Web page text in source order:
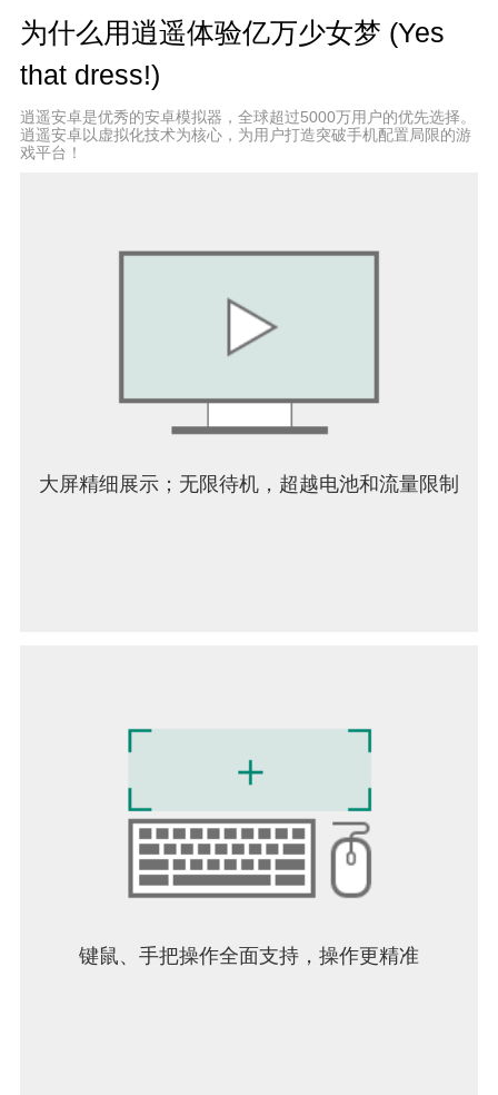
Youtube.com/c/LionStudiosCC
为什么用逍遥体验亿万少女梦 (Yes
that dress!)
逍遥安卓是优秀的安卓模拟器，全球超过5000万用户的优先选择。
逍遥安卓以虚拟化技术为核心，为用户打造突破手机配置局限的游
戏平台！
大屏精细展示；无限待机，超越电池和流量限制
键鼠、手把操作全面支持，操作更精准